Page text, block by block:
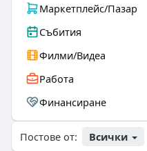
Маркетплейс/Пазар
Събития
Филми/Видеа
Работа
Финансиране
Постове от: Всички